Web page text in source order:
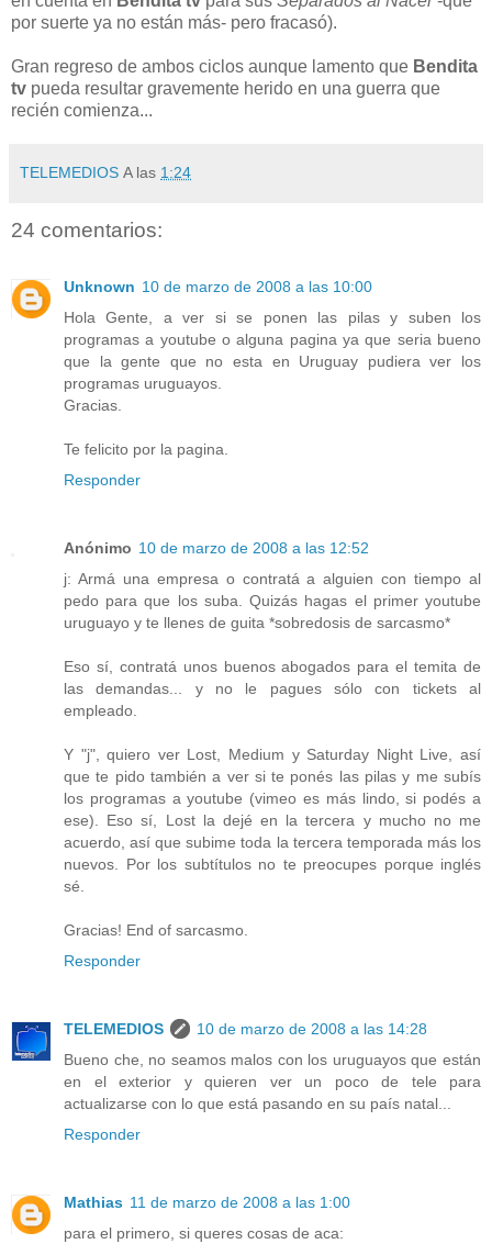
por suerte ya no están más- pero fracasó).
Gran regreso de ambos ciclos aunque lamento que Bendita
tv pueda resultar gravemente herido en una guerra que
recién comienza...
TELEMEDIOS A las 1:24
24 comentarios:
Unknown 10 de marzo de 2008 a las 10:00
Hola Gente, a ver si se ponen las pilas y suben los
programas a youtube o alguna pagina ya que seria bueno
que la gente que no esta en Uruguay pudiera ver los
programas uruguayos.
Gracias.
Te felicito por la pagina.
Responder
Anónimo 10 de marzo de 2008 a las 12:52
j: Armá una empresa o contratá a alguien con tiempo al
pedo para que los suba. Quizás hagas el primer youtube
uruguayo y te llenes de guita *sobredosis de sarcasmo*
Eso sí, contratá unos buenos abogados para el temita de
las demandas... y no le pagues sólo con tickets al
empleado.
Y "j", quiero ver Lost, Medium y Saturday Night Live, así
que te pido también a ver si te ponés las pilas y me subís
los programas a youtube (vimeo es más lindo, si podés a
ese). Eso sí, Lost la dejé en la tercera y mucho no me
acuerdo, así que subime toda la tercera temporada más los
nuevos. Por los subtítulos no te preocupes porque inglés
sé.
Gracias! End of sarcasmo.
Responder
TELEMEDIOS
10 de marzo de 2008 a las 14:28
Bueno che, no seamos malos con los uruguayos que están
en el exterior y quieren ver un poco de tele para
actualizarse con lo que está pasando en su país natal...
Responder
Mathias 11 de marzo de 2008 a las 1:00
para el primero, si queres cosas de aca: